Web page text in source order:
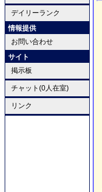
デイリーランク
情報提供
お問い合わせ
サイト
掲示板
チャット(0人在室)
リンク